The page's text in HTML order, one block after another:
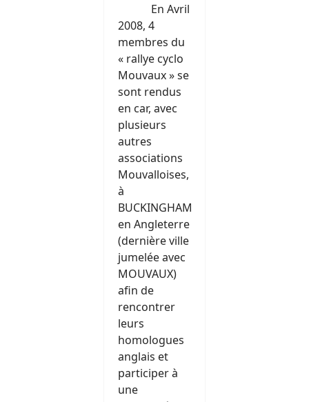
En Avril
2008, 4
membres du
« rallye cyclo
Mouvaux » se
sont rendus
en car, avec
plusieurs
autres
associations
Mouvalloises,
à
BUCKINGHAM
en Angleterre
(dernière ville
jumelée avec
MOUVAUX)
afin de
rencontrer
leurs
homologues
anglais et
participer à
une